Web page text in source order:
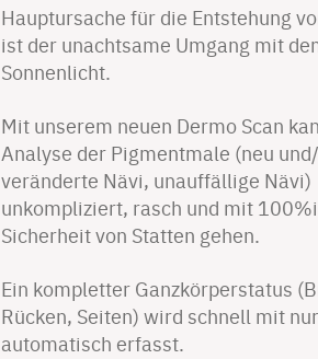
Hauptursache für die Entstehung
ist der unachtsame Umgang mit
Sonnenlicht.
Mit unserem neuen Dermo Scan
Analyse der Pigmentmale (neu
veränderte Nävi, unauffällige Nävi)
unkompliziert, rasch und mit
Sicherheit von Statten gehen.
​Ein kompletter Ganzkörperstatus
Rücken, Seiten) wird schnell mit
automatisch erfasst.